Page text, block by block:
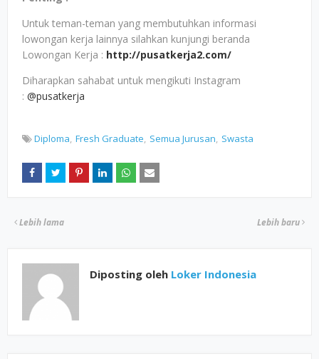
Untuk teman-teman yang membutuhkan informasi
lowongan kerja lainnya silahkan kunjungi beranda
Lowongan Kerja : http://pusatkerja2.com/
Diharapkan sahabat untuk mengikuti Instagram
: @pusatkerja
Diploma Fresh Graduate Semua Jurusan Swasta
Lebih baru
Lebih lama
Diposting oleh Loker Indonesia